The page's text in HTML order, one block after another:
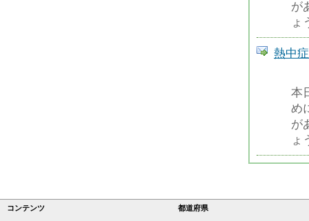
が
ょ
熱中
本
め
が
ょ
コンテンツ 都道府県